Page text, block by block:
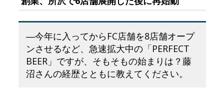
―今年に入ってからFC店舗を8店舗オープ
ンさせるなど、急速拡大中の「PERFECT
BEER」ですが、そもそもの始まりは？藤
沼さんの経歴とともに教えてください。